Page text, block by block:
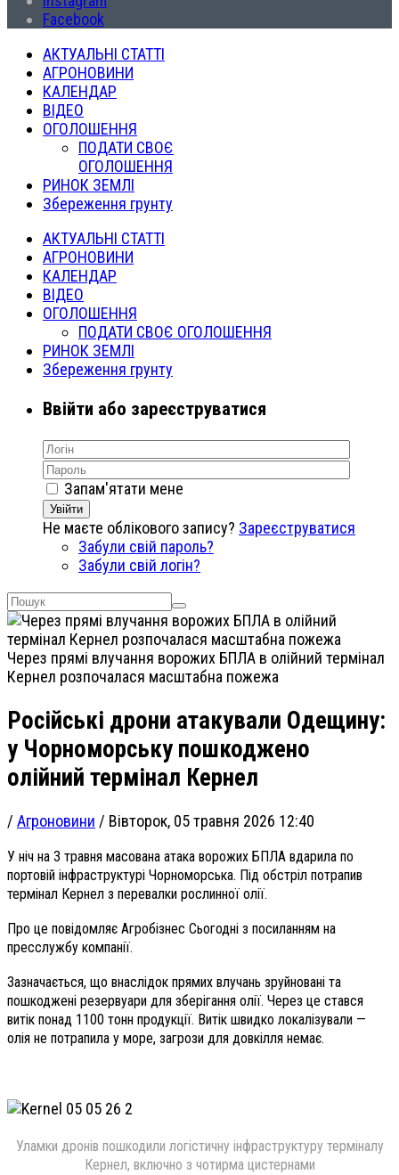
Facebook
АКТУАЛЬНІ СТАТТІ
АГРОНОВИНИ
КАЛЕНДАР
ВІДЕО
ОГОЛОШЕННЯ
ПОДАТИ СВОЄ
ОГОЛОШЕННЯ
РИНОК ЗЕМЛІ
Збереження грунту
АКТУАЛЬНІ СТАТТІ
АГРОНОВИНИ
КАЛЕНДАР
ВІДЕО
ОГОЛОШЕННЯ
ПОДАТИ СВОЄ ОГОЛОШЕННЯ
РИНОК ЗЕМЛІ
Збереження грунту
Ввійти або зареєструватися
Запам'ятати мене
Увійти
Не маєте облікового запису? Зареєструватися
Забули свій пароль?
Забули свій логін?
Через прямі влучання ворожих БПЛА в олійний термінал
Кернел розпочалася масштабна пожежа
Російські дрони атакували Одещину:
у Чорноморську пошкоджено
олійний термінал Кернел
/ Агроновини / Вівторок, 05 травня 2026 12:40
У ніч на 3 травня масована атака ворожих БПЛА вдарила по
портовій інфраструктурі Чорноморська. Під обстріл потрапив
термінал Кернел з перевалки рослинної олії.
Про це повідомляє Агробізнес Сьогодні з посиланням на
пресслужбу компанії.
Зазначається, що внаслідок прямих влучань зруйновані та
пошкоджені резервуари для зберігання олії. Через це стався
витік понад 1100 тонн продукції. Витік швидко локалізували —
олія не потрапила у море, загрози для довкілля немає.
Уламки дронів пошкодили логістичну інфраструктуру терміналу
Кернел, включно з чотирма цистернами